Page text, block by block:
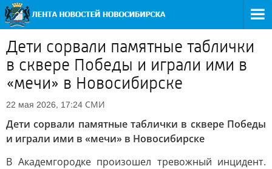
Дети сорвали памятные таблички
в сквере Победы и играли ими в
«мечи» в Новосибирске
22 мая 2026, 17:24 СМИ
Дети сорвали памятные таблички в сквере Победы
и играли ими в «мечи» в Новосибирске
В Академгородке произошел тревожный инцидент.